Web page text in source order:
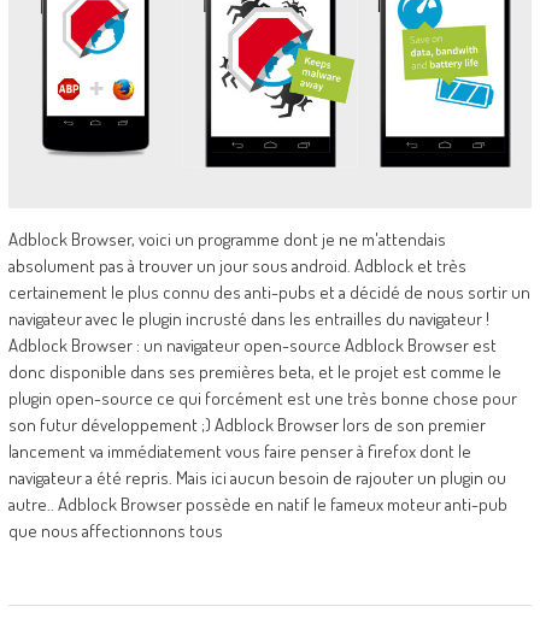
Adblock Browser, voici un programme dont je ne m'attendais
absolument pas à trouver un jour sous android. Adblock et très
certainement le plus connu des anti-pubs et a décidé de nous sortir un
navigateur avec le plugin incrusté dans les entrailles du navigateur !
Adblock Browser : un navigateur open-source Adblock Browser est
donc disponible dans ses premières beta, et le projet est comme le
plugin open-source ce qui forcément est une très bonne chose pour
son futur développement ;) Adblock Browser lors de son premier
lancement va immédiatement vous faire penser à firefox dont le
navigateur a été repris. Mais ici aucun besoin de rajouter un plugin ou
autre.. Adblock Browser possède en natif le fameux moteur anti-pub
que nous affectionnons tous